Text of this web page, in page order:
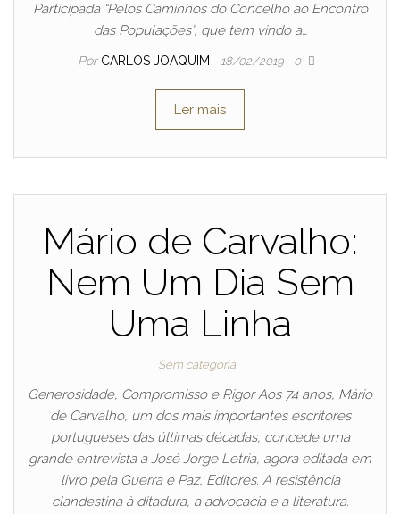
Participada “Pelos Caminhos do Concelho ao Encontro
das Populações”, que tem vindo a…
Por CARLOS JOAQUIM 18/02/2019 0
Ler mais
Mário de Carvalho:
Nem Um Dia Sem
Uma Linha
Sem categoria
Generosidade, Compromisso e Rigor Aos 74 anos, Mário
de Carvalho, um dos mais importantes escritores
portugueses das últimas décadas, concede uma
grande entrevista a José Jorge Letria, agora editada em
livro pela Guerra e Paz, Editores. A resistência
clandestina à ditadura, a advocacia e a literatura.